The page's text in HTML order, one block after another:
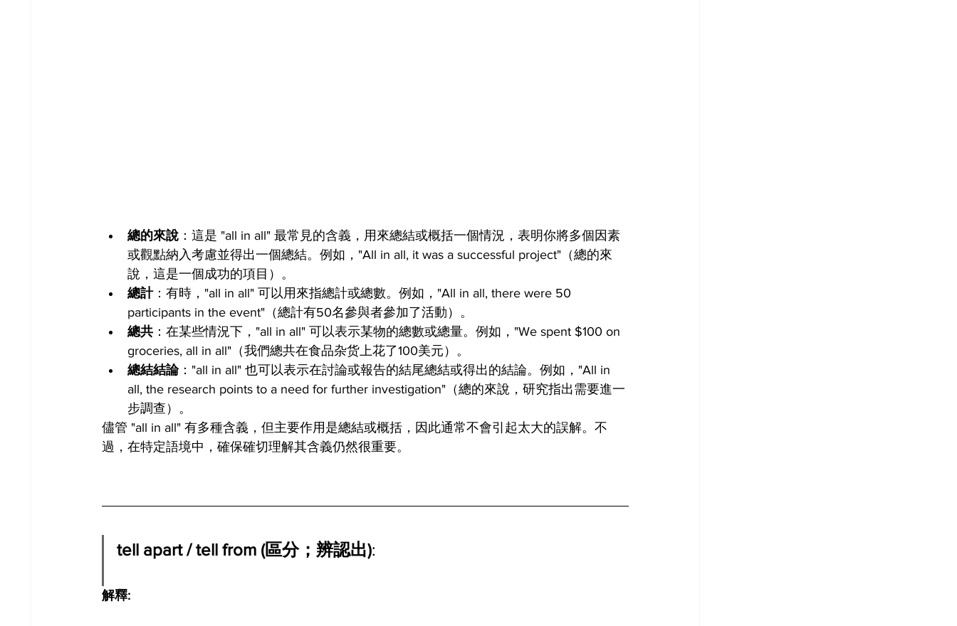
總的來說 ：這是 "all in all" 最常見的含義，用來總結或概括一個情況，表明你將多個因素
或觀點納入考慮並得出一個總結。例如，"All in all, it was a successful project"（總的來
說，這是一個成功的項目）。
總計：有時，"all in all" 可以用來指總計或總數。例如，"All in all, there were 50
participants in the event"（總計有50名參與者參加了活動）。
總共 ：在某些情況下，"all in all" 可以表示某物的總數或總量。例如，"We spent $100 on
groceries, all in all"（我們總共在食品杂货上花了100美元）。
總結結論："all in all" 也可以表示在討論或報告的結尾總結或得出的結論。例如，"All in
all, the research points to a need for further investigation"（總的來說，研究指出需要進一
步調查）。
儘管 "all in all" 有多種含義，但主要作用是總結或概括，因此通常不會引起太大的誤解。不
過，在特定語境中，確保確切理解其含義仍然很重要。
tell apart / tell from (區分；辨認出):
解釋: